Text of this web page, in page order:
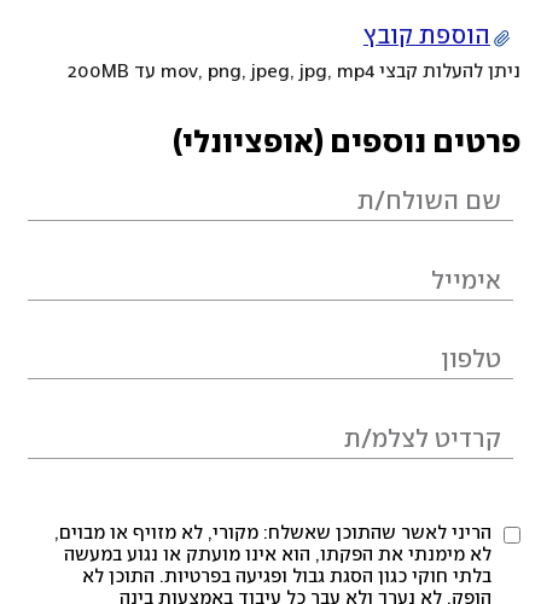
הוספת קובץ
ניתן להעלות קבצי mov, png, jpeg, jpg, mp4 עד 200MB
פרטים נוספים (אופציונלי)
הריני לאשר שהתוכן שאשלח: מקורי, לא מזויף או מבוים,
לא מימנתי את הפקתו, הוא אינו מועתק או נגוע במעשה
בלתי חוקי כגון הסגת גבול ופגיעה בפרטיות. התוכן לא
הופק, לא נערך ולא עבר כל עיבוד באמצעות בינה